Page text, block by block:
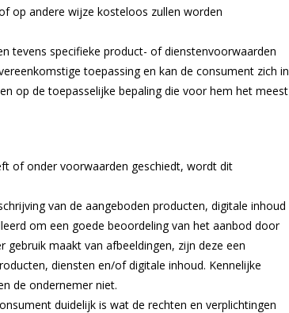
op andere wijze kosteloos zullen worden
tevens specifieke product- of dienstenvoorwaarden
toepassing en kan de consument zich in
op de toepasselijke bepaling die voor hem het meest
of onder voorwaarden geschiedt, wordt dit
van de aangeboden producten, digitale inhoud
om een goede beoordeling van het aanbod door
maakt van afbeeldingen, zijn deze een
diensten en/of digitale inhoud. Kennelijke
de ondernemer niet.
duidelijk is wat de rechten en verplichtingen